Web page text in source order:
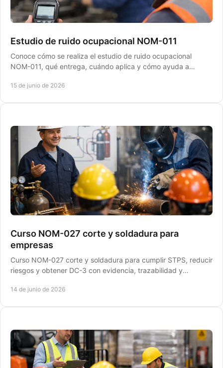
Estudio de ruido ocupacional NOM-011
Conoce cómo se realiza el estudio de ruido ocupacional
NOM-011, qué entrega, cuándo aplica y cómo ayuda a
15 de junio de 2026
Curso NOM-027 corte y soldadura para
empresas
Curso NOM-027 corte y soldadura para cumplir STPS, reducir
riesgos y obtener DC-3 con evidencia, trazabilidad y
14 de junio de 2026